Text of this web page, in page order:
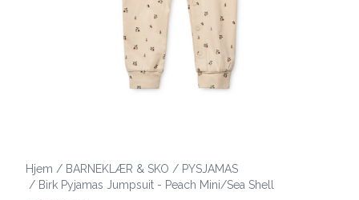
Hjem / BARNEKLÆR & SKO / PYSJAMAS
/ Birk Pyjamas Jumpsuit - Peach Mini/Sea Shell